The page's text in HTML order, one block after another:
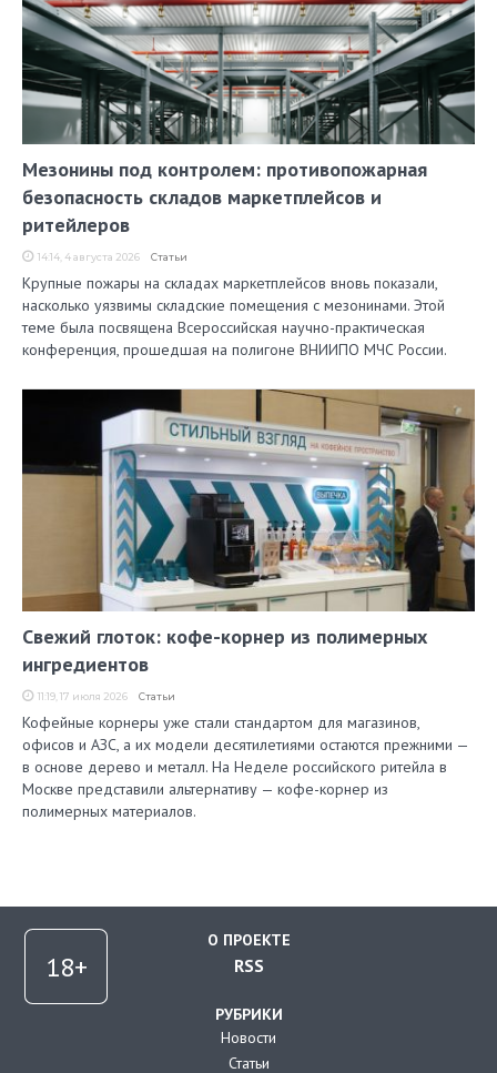
Мезонины под контролем: противопожарная
безопасность складов маркетплейсов и
ритейлеров
14:14, 4 августа 2026 Статьи
Крупные пожары на складах маркетплейсов вновь показали,
насколько уязвимы складские помещения с мезонинами. Этой
теме была посвящена Всероссийская научно-практическая
конференция, прошедшая на полигоне ВНИИПО МЧС России.
Свежий глоток: кофе-корнер из полимерных
ингредиентов
11:19, 17 июля 2026 Статьи
Кофейные корнеры уже стали стандартом для магазинов,
офисов и АЗС, а их модели десятилетиями остаются прежними —
в основе дерево и металл. На Неделе российского ритейла в
Москве представили альтернативу — кофе-корнер из
полимерных материалов.
О ПРОЕКТЕ
RSS
РУБРИКИ
Новости
Статьи